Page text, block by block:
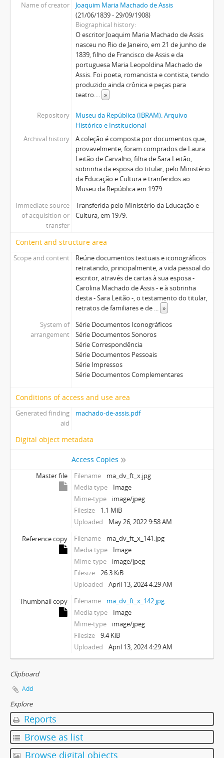
Name of creator
Joaquim Maria Machado de Assis
(21/06/1839 - 29/09/1908)
Biographical history
O escritor Joaquim Maria Machado de Assis
nasceu no Rio de Janeiro, em 21 de junho de
1839, filho de Francisco de Assis e da
portuguesa Maria Leopoldina Machado de
Assis. Foi poeta, romancista e contista, tendo
produzido ainda crônica e peças para
teatro.... »
Repository
Museu da República (IBRAM). Arquivo
Histórico e Institucional
Archival history
A coleção é composta por documentos que,
provavelmente, foram comprados de Laura
Leitão de Carvalho, filha de Sara Leitão,
sobrinha da esposa do titular, pelo Ministério
da Educação e Cultura e tranferidos ao
Museu da República em 1979.
Immediate source
of acquisition or
transfer
Transferida pelo Ministério da Educação e
Cultura, em 1979.
Content and structure area
Scope and content
Reúne documentos textuais e iconográficos
retratando, principalmente, a vida pessoal do
escritor, através de cartas à sua esposa -
Carolina Machado de Assis - e à sobrinha
desta - Sara Leitão -, o testamento do titular,
retratos de familiares e de ... »
System of
arrangement
Série Documentos Iconográficos
Série Documentos Sonoros
Série Correspondência
Série Documentos Pessoais
Série Impressos
Série Documentos Complementares
Conditions of access and use area
Generated finding
aid
machado-de-assis.pdf
Digital object metadata
Access Copies
Master file Filename
ma_dv_ft_x.jpg
Media type
Image
Mime-type
image/jpeg
Filesize
1.1 MiB
Uploaded
May 26, 2022 9:58 AM
Reference copy
Filename
ma_dv_ft_x_141.jpg
Media type
Image
Mime-type
image/jpeg
Filesize
26.3 KiB
Uploaded
April 13, 2024 4:29 AM
Thumbnail copy
Filename
ma_dv_ft_x_142.jpg
Media type
Image
Mime-type
image/jpeg
Filesize
9.4 KiB
Uploaded
April 13, 2024 4:29 AM
Clipboard
Add
Explore
Reports
Browse as list
Browse digital objects